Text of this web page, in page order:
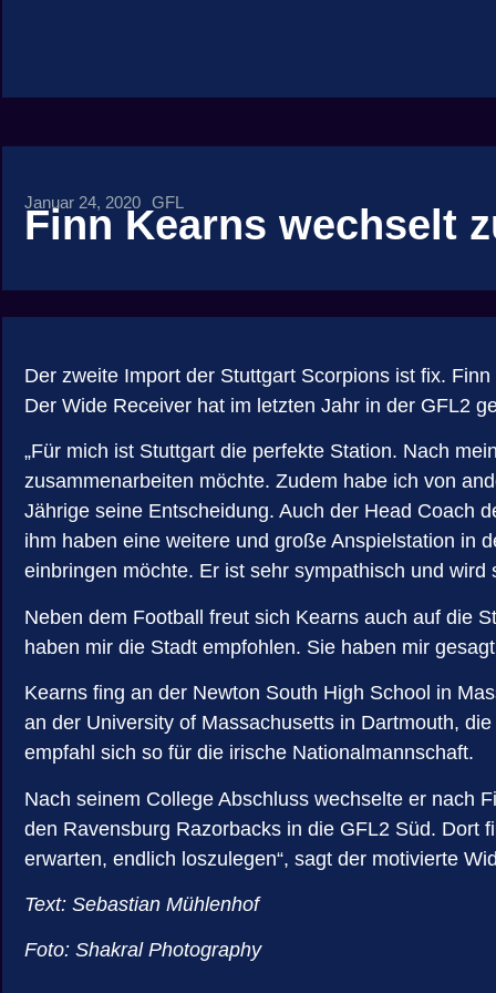
Januar 24, 2020 GFL
Finn Kearns wechselt
Der zweite Import der Stuttgart Scorpions ist fix.
Der Wide Receiver hat im letzten Jahr in der GFL2
„Für mich ist Stuttgart die perfekte Station. Nach
zusammenarbeiten möchte. Zudem habe ich von
Jährige seine Entscheidung. Auch der Head Coach
ihm haben eine weitere und große Anspielstation in
einbringen möchte. Er ist sehr sympathisch und wird
Neben dem Football freut sich Kearns auch auf die
haben mir die Stadt empfohlen. Sie haben mir
Kearns fing an der Newton South High School in
an der University of Massachusetts in Dartmouth,
empfahl sich so für die irische Nationalmannschaft.
Nach seinem College Abschluss wechselte er nach
den Ravensburg Razorbacks in die GFL2 Süd. Dort
erwarten, endlich loszulegen“, sagt der motivierte
Text: Sebastian Mühlenhof
Foto: Shakral Photography